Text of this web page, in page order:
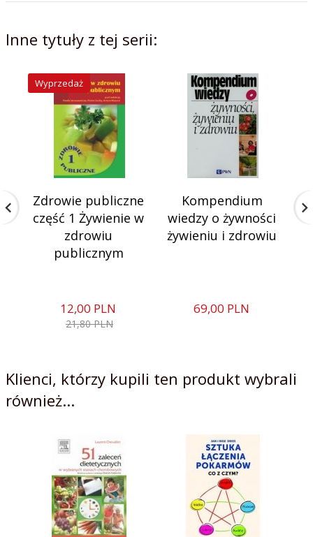
Inne tytuły z tej serii:
Wyprzedaż
Zdrowie publiczne
część 1 Żywienie w
zdrowiu
publicznym
12,00 PLN
21,80 PLN
Kompendium
wiedzy o żywności
żywieniu i zdrowiu
69,00 PLN
Klienci, którzy kupili ten produkt wybrali
również...